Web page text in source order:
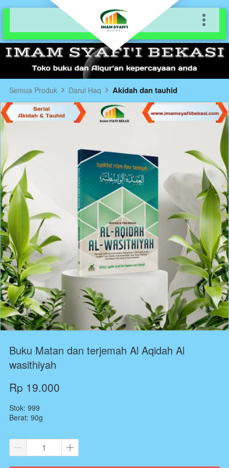
Semua Produk Darul Haq Akidah dan tauhid
Buku Matan dan terjemah Al Aqidah Al
wasithiyah
Rp 19.000
Stok: 999
Berat: 90g